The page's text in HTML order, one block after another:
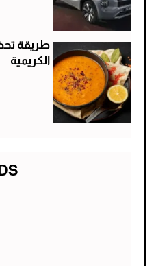
طريقة
الكريمية